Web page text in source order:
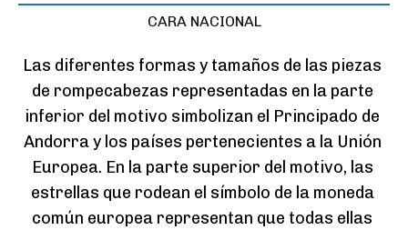
CARA NACIONAL
Las diferentes formas y tamaños de las piezas
de rompecabezas representadas en la parte
inferior del motivo simbolizan el Principado de
Andorra y los países pertenecientes a la Unión
Europea. En la parte superior del motivo, las
estrellas que rodean el símbolo de la moneda
común europea representan que todas ellas